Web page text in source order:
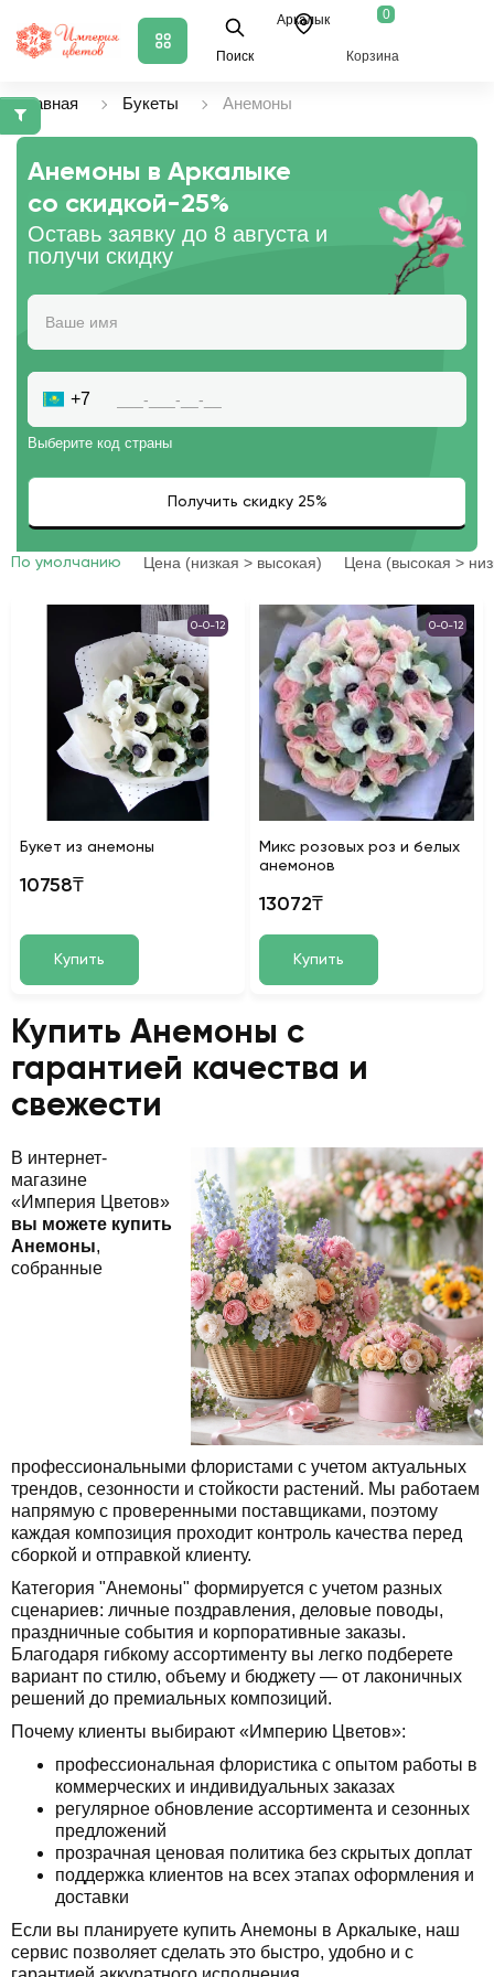
Поиск
Аркалык 0
Корзина
Главная Букеты Анемоны
Анемоны в Аркалыке
со скидкой-25%
Оставь заявку до 8 августа и
получи скидку
+7
Выберите код страны
По умолчанию Цена (низкая > высокая) Цена (высокая >
0-0-12
Букет из анемоны
10758₸
Купить
0-0-12
Микс розовых роз и белых
анемонов
13072₸
Купить
Купить Анемоны с
гарантией качества и
свежести
В интернет-
магазине
«Империя Цветов»
вы можете купить
Анемоны,
собранные
профессиональными флористами с учетом актуальных
трендов, сезонности и стойкости растений. Мы работаем
напрямую с проверенными поставщиками, поэтому
каждая композиция проходит контроль качества перед
сборкой и отправкой клиенту.
Категория "Анемоны" формируется с учетом разных
сценариев: личные поздравления, деловые поводы,
праздничные события и корпоративные заказы.
Благодаря гибкому ассортименту вы легко подберете
вариант по стилю, объему и бюджету — от лаконичных
решений до премиальных композиций.
Почему клиенты выбирают «Империю Цветов»:
профессиональная флористика с опытом работы в
коммерческих и индивидуальных заказах
регулярное обновление ассортимента и сезонных
предложений
прозрачная ценовая политика без скрытых доплат
поддержка клиентов на всех этапах оформления и
доставки
Если вы планируете купить Анемоны в Аркалыке, наш
сервис позволяет сделать это быстро, удобно и с